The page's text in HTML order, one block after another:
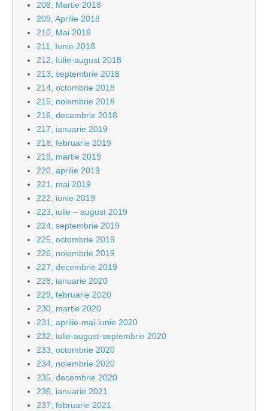
208, Martie 2018
209, Aprilie 2018
210, Mai 2018
211, Iunie 2018
212, Iulie-august 2018
213, septembrie 2018
214, octombrie 2018
215, noiembrie 2018
216, decembrie 2018
217, ianuarie 2019
218, februarie 2019
219, martie 2019
220, aprilie 2019
221, mai 2019
222, iunie 2019
223, iulie – august 2019
224, septembrie 2019
225, octombrie 2019
226, noiembrie 2019
227, decembrie 2019
228, ianuarie 2020
229, februarie 2020
230, martie 2020
231, aprilie-mai-iunie 2020
232, iulie-august-septembrie 2020
233, octombrie 2020
234, noiembrie 2020
235, decembrie 2020
236, ianuarie 2021
237, februarie 2021